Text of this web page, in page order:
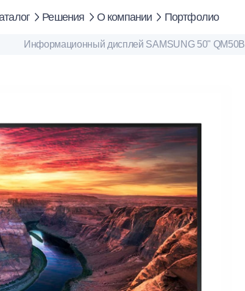
Решения О компании Портфолио
Информационный дисплей SAMSUNG 50" QM50B